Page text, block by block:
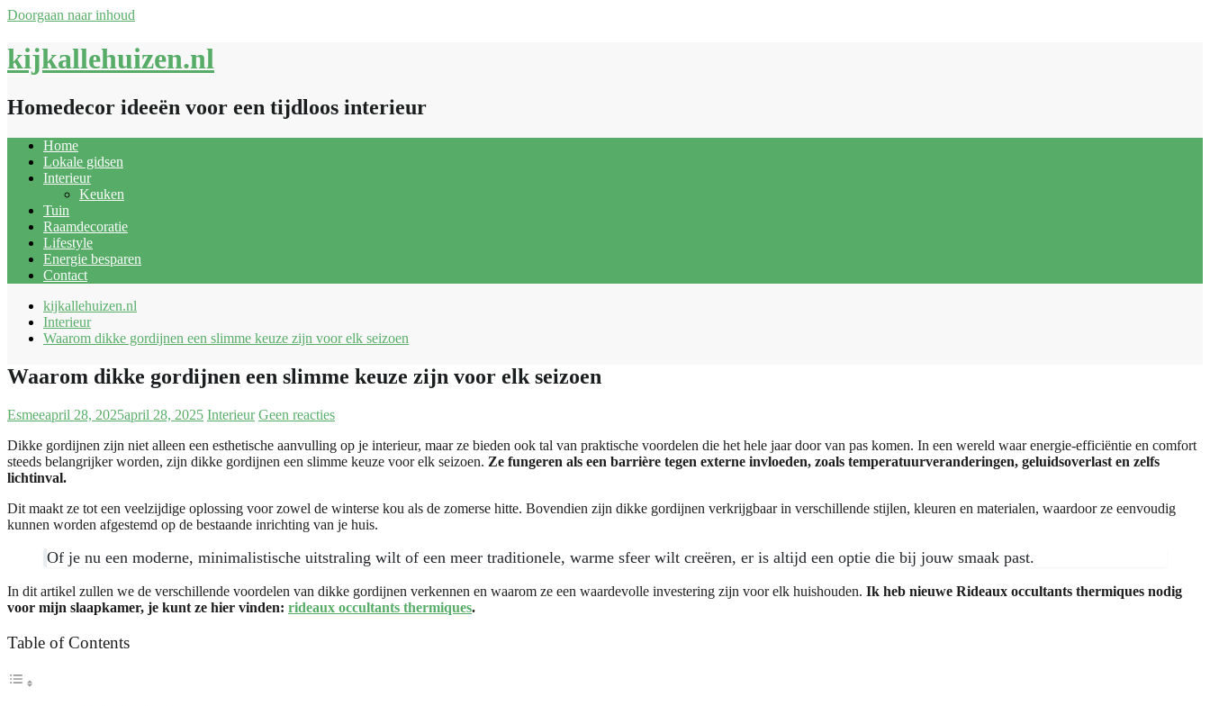
Doorgaan naar inhoud
kijkallehuizen.nl
Homedecor ideeën voor een tijdloos interieur
Home
Lokale gidsen
Interieur
Keuken
Tuin
Raamdecoratie
Lifestyle
Energie besparen
Contact
kijkallehuizen.nl
Interieur
Waarom dikke gordijnen een slimme keuze zijn voor elk seizoen
Waarom dikke gordijnen een slimme keuze zijn voor elk seizoen
Esmeeapril 28, 2025april 28, 2025 Interieur Geen reacties
Dikke gordijnen zijn niet alleen een esthetische aanvulling op je interieur, maar ze bieden ook tal van praktische voordelen die het hele jaar door van pas komen. In een wereld waar energie-efficiëntie en comfort
steeds belangrijker worden, zijn dikke gordijnen een slimme keuze voor elk seizoen. Ze fungeren als een barrière tegen externe invloeden, zoals temperatuurveranderingen, geluidsoverlast en zelfs
lichtinval.
Dit maakt ze tot een veelzijdige oplossing voor zowel de winterse kou als de zomerse hitte. Bovendien zijn dikke gordijnen verkrijgbaar in verschillende stijlen, kleuren en materialen, waardoor ze eenvoudig
kunnen worden afgestemd op de bestaande inrichting van je huis.
Of je nu een moderne, minimalistische uitstraling wilt of een meer traditionele, warme sfeer wilt creëren, er is altijd een optie die bij jouw smaak past.
In dit artikel zullen we de verschillende voordelen van dikke gordijnen verkennen en waarom ze een waardevolle investering zijn voor elk huishouden. Ik heb nieuwe Rideaux occultants thermiques nodig
voor mijn slaapkamer, je kunt ze hier vinden: rideaux occultants thermiques.
Table of Contents